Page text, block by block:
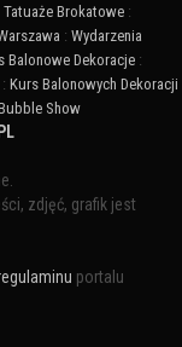
Tatuaże Brokatowe :
: Wydarzenia
Balonowe Dekoracje :
: Kurs Balonowych Dekoracji
Show
zdjęć, grafik jest
portalu